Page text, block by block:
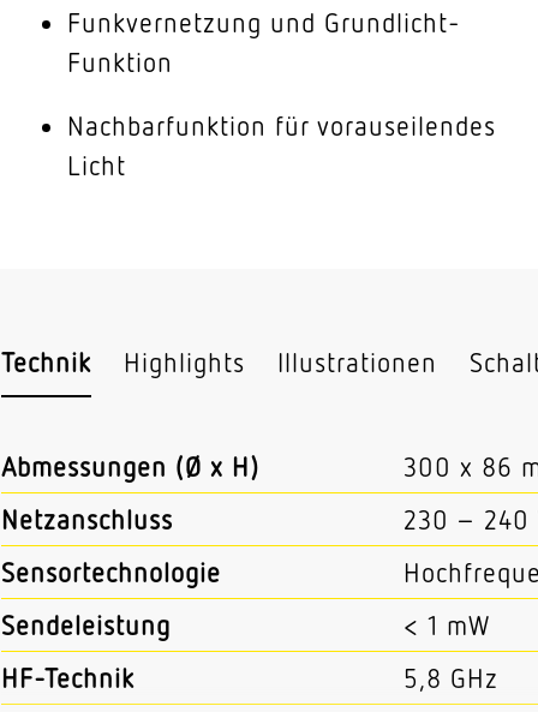
Funkvernetzung und Grundlicht-
Funktion
Nachbarfunktion für vorauseilendes
Licht
Technik Highlights Illustrationen
Abmessungen (Ø x H)
300 x 86
Netzanschluss
230 –
Sensortechnologie
Sendeleistung
< 1 mW
HF-Technik
5,8 GHz